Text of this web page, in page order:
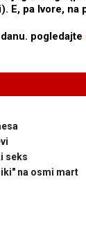
E, pa Ivore, na
pogledajte
seks
na osmi mart